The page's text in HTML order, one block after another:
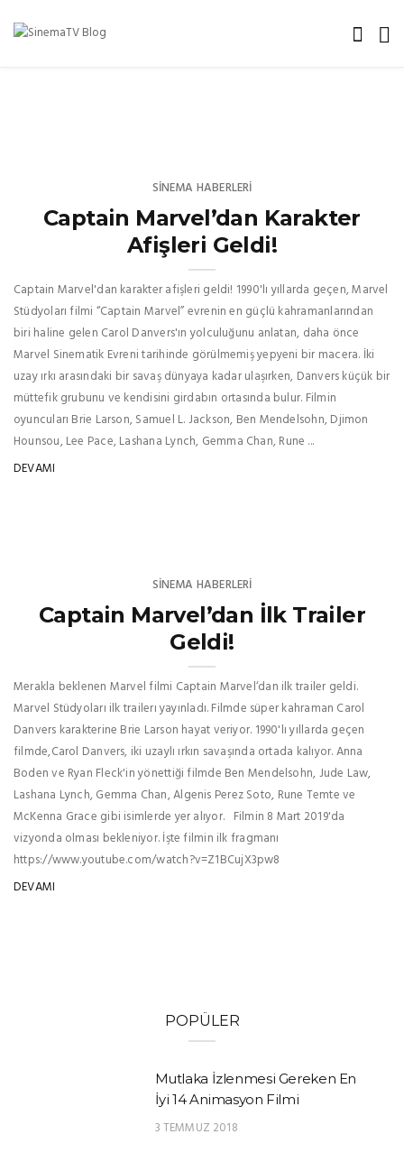
SINEMA HABERLERI
Captain Marvel’dan Karakter
Afişleri Geldi!
Captain Marvel'dan karakter afişleri geldi! 1990'lı yıllarda geçen, Marvel
Stüdyoları filmi “Captain Marvel” evrenin en güçlü kahramanlarından
biri haline gelen Carol Danvers'ın yolculuğunu anlatan, daha önce
Marvel Sinematik Evreni tarihinde görülmemiş yepyeni bir macera. İki
uzay ırkı arasındaki bir savaş dünyaya kadar ulaşırken, Danvers küçük bir
müttefik grubunu ve kendisini girdabın ortasında bulur. Filmin
oyuncuları Brie Larson, Samuel L. Jackson, Ben Mendelsohn, Djimon
Hounsou, Lee Pace, Lashana Lynch, Gemma Chan, Rune ...
DEVAMI
SINEMA HABERLERI
Captain Marvel’dan İlk Trailer
Geldi!
Merakla beklenen Marvel filmi Captain Marvel‘dan ilk trailer geldi.
Marvel Stüdyoları ilk trailerı yayınladı. Filmde süper kahraman Carol
Danvers karakterine Brie Larson hayat veriyor. 1990'lı yıllarda geçen
filmde,Carol Danvers, iki uzaylı ırkın savaşında ortada kalıyor. Anna
Boden ve Ryan Fleck'in yönettiği filmde Ben Mendelsohn, Jude Law,
Lashana Lynch, Gemma Chan, Algenis Perez Soto, Rune Temte ve
McKenna Grace gibi isimlerde yer alıyor. Filmin 8 Mart 2019'da
vizyonda olması bekleniyor. İşte filmin ilk fragmanı
https://www.youtube.com/watch?v=Z1BCujX3pw8
DEVAMI
POPÜLER
Mutlaka İzlenmesi Gereken En
İyi 14 Animasyon Filmi
3 TEMMUZ 2018